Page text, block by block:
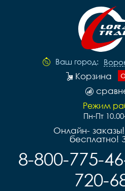
Ваш город:
Корзина
Режим
Пн-Пт
Онлайн-
бесплатно!
8-800-775-
720-